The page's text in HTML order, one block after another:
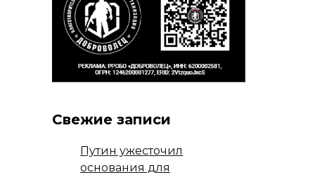
Свежие записи
Путин ужесточил
основания для